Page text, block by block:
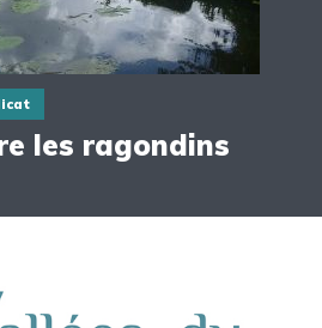
les ragondins